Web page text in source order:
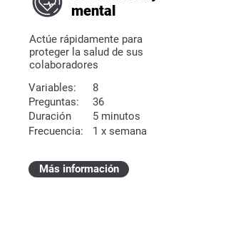
mental
Actúe rápidamente para
proteger la salud de sus
colaboradores
Variables:
Preguntas:
Duración
Frecuencia:
8
36
5 minutos
1 x semana
Más información